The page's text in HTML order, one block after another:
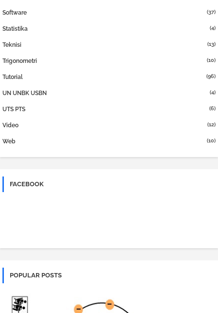
Software (37)
Statistika (4)
Teknisi (13)
Trigonometri (10)
Tutorial (96)
UN UNBK USBN (4)
UTS PTS (6)
Video (12)
Web (10)
FACEBOOK
POPULAR POSTS